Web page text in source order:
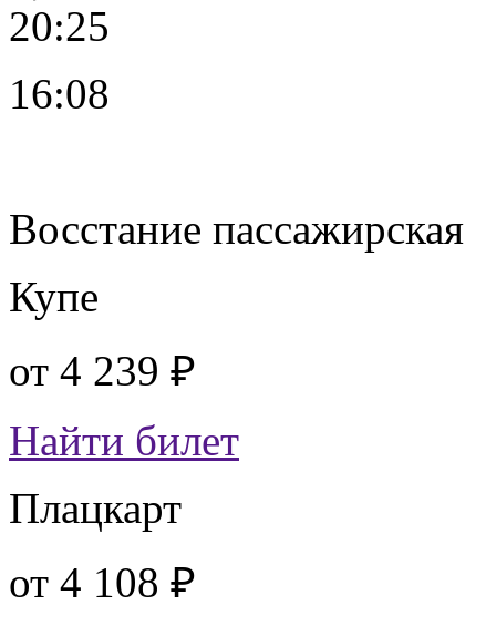
20:25
16:08
Восстание пассажирская
Купе
от 4 239 ₽
Найти билет
Плацкарт
от 4 108 ₽